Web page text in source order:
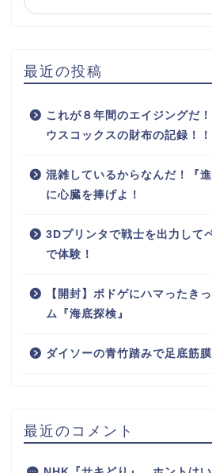
最近の投稿
これが８年間のエイジングだ
ウスコックスの財布の記録！！
混雑しているからなんだ！『
に心臓を捧げよ！
3Dプリンタで戦士を出力して
で体験！
【開封】ボドゲにハマったき
ム『海底探検』
ダイソーの青竹踏みで足底筋
最近のコメント